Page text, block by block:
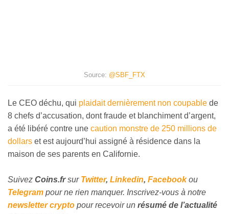
Source: @SBF_FTX
Le CEO déchu, qui plaidait dernièrement non coupable de
8 chefs d’accusation, dont fraude et blanchiment d’argent,
a été libéré contre une caution monstre de 250 millions de
dollars et est aujourd’hui assigné à résidence dans la
maison de ses parents en Californie.
Suivez Coins.frsur Twitter, Linkedin, Facebookou
Telegram pour ne rien manquer. Inscrivez-vous à notre
newsletter crypto pour recevoir un résumé de l’actualité